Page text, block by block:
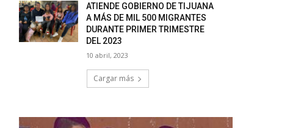
ATIENDE GOBIERNO DE TIJUANA
A MÁS DE MIL 500 MIGRANTES
DURANTE PRIMER TRIMESTRE
DEL 2023
10 abril, 2023
Cargar más